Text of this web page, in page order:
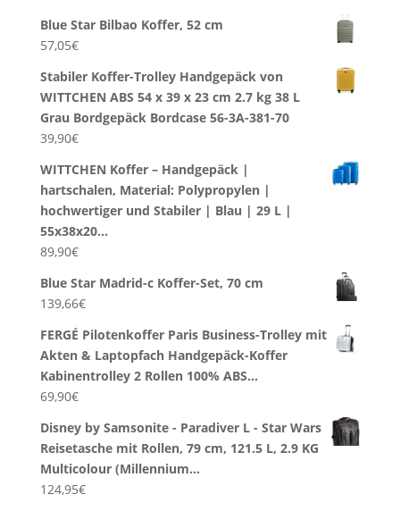
Blue Star Bilbao Koffer, 52 cm
57,05€
Stabiler Koffer-Trolley Handgepäck von
WITTCHEN ABS 54 x 39 x 23 cm 2.7 kg 38 L
Grau Bordgepäck Bordcase 56-3A-381-70
39,90€
WITTCHEN Koffer – Handgepäck |
hartschalen, Material: Polypropylen |
hochwertiger und Stabiler | Blau | 29 L |
55x38x20…
89,90€
Blue Star Madrid-c Koffer-Set, 70 cm
139,66€
FERGÉ Pilotenkoffer Paris Business-Trolley mit
Akten & Laptopfach Handgepäck-Koffer
Kabinentrolley 2 Rollen 100% ABS…
69,90€
Disney by Samsonite - Paradiver L - Star Wars
Reisetasche mit Rollen, 79 cm, 121.5 L, 2.9 KG
Multicolour (Millennium…
124,95€